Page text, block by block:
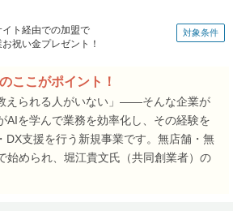
イト経由での加盟で
お祝い金プレゼント！
対象条件
ここがポイント！
えられる人がいない」——そんな企業が
AIを学んで業務を効率化し、その経験を
DX支援を行う新規事業です。無店舗・無
始められ、堀江貴文氏（共同創業者）の